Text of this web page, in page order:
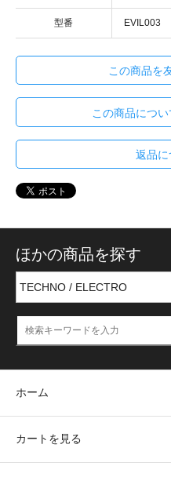
型番 EVIL003
この商品を
この商品につ
返品に
ほかの商品を探す
ホーム
カートを見る